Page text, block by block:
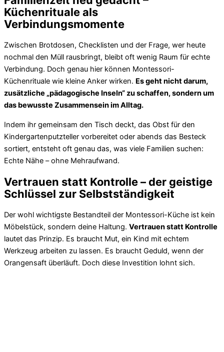
Küchenrituale als
Verbindungsmomente
Zwischen Brotdosen, Checklisten und der Frage, wer heute
nochmal den Müll rausbringt, bleibt oft wenig Raum für echte
Verbindung. Doch genau hier können Montessori-
Küchenrituale wie kleine Anker wirken. Es geht nicht darum,
zusätzliche „pädagogische Inseln“ zu schaffen, sondern um
das bewusste Zusammensein im Alltag.
Indem ihr gemeinsam den Tisch deckt, das Obst für den
Kindergartenputzteller vorbereitet oder abends das Besteck
sortiert, entsteht oft genau das, was viele Familien suchen:
Echte Nähe – ohne Mehraufwand.
Vertrauen statt Kontrolle – der geistige
Schlüssel zur Selbstständigkeit
Der wohl wichtigste Bestandteil der Montessori-Küche ist kein
Möbelstück, sondern deine Haltung. Vertrauen statt Kontrolle
lautet das Prinzip. Es braucht Mut, ein Kind mit echtem
Werkzeug arbeiten zu lassen. Es braucht Geduld, wenn der
Orangensaft überläuft. Doch diese Investition lohnt sich.